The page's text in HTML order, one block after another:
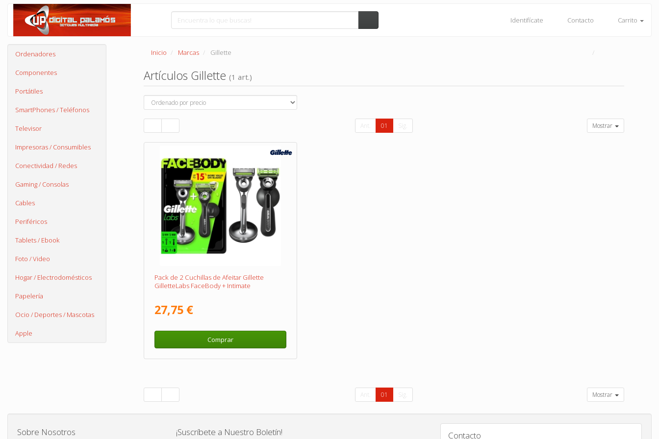
Identifícate Contacto Carrito
Ordenadores
Componentes
Portátiles
SmartPhones / Teléfonos
Televisor
Impresoras / Consumibles
Conectividad / Redes
Gaming / Consolas
Cables
Periféricos
Tablets / Ebook
Foto / Video
Hogar / Electrodomésticos
Papelería
Ocio / Deportes / Mascotas
Apple
Inicio Marcas Gillette
Artículos Gillette (1 art.)
Ant. 01 Sig. Mostrar
Pack de 2 Cuchillas de Afeitar Gillette
GilletteLabs FaceBody + Intimate
27,75 €
Comprar
Ant. 01 Sig. Mostrar
Sobre Nosotros ¡Suscríbete a Nuestro Boletín! Contacto